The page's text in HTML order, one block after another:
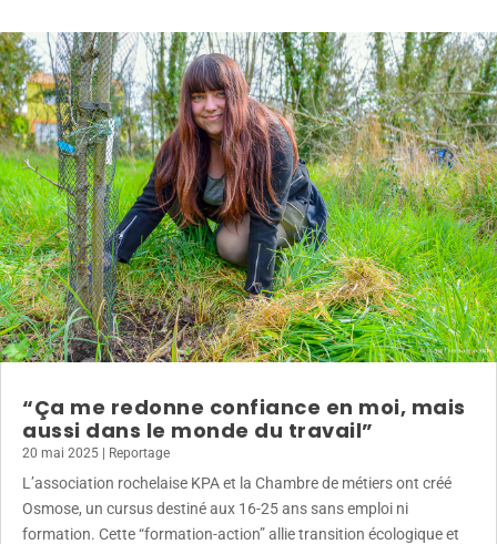
“Ça me redonne confiance en moi, mais
aussi dans le monde du travail”
20 mai 2025 | Reportage
L’association rochelaise KPA et la Chambre de métiers ont créé
Osmose, un cursus destiné aux 16-25 ans sans emploi ni
formation. Cette “formation-action” allie transition écologique et